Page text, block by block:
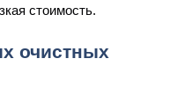
стоимость.
очистных